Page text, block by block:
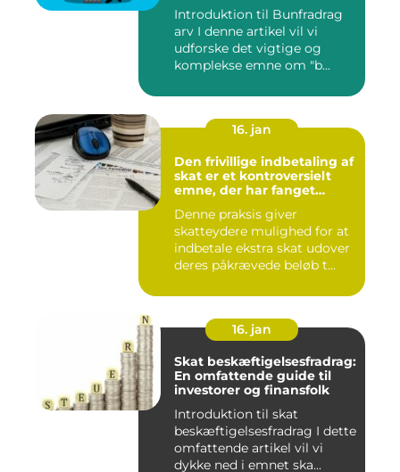
Introduktion til Bunfradrag
arv I denne artikel vil vi
udforske det vigtige og
komplekse emne om "b...
16. jan
Den frivillige indbetaling af
skat er et kontroversielt
emne, der har fanget
individer
Denne praksis giver
skatteydere mulighed for at
indbetale ekstra skat udover
deres påkrævede beløb t...
16. jan
Skat beskæftigelsesfradrag:
En omfattende guide til
investorer og finansfolk
Introduktion til skat
beskæftigelsesfradrag I dette
omfattende artikel vil vi
dykke ned i emnet ska...